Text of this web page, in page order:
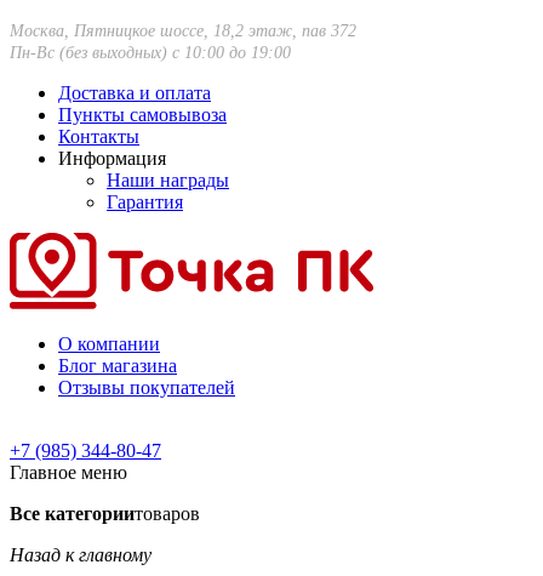
Москва, Пятницкое шоссе, 18,2 этаж, пав 372
Пн-Вс (без выходных) с 10:00 до 19:00
Доставка и оплата
Пункты самовывоза
Контакты
Информация
Наши награды
Гарантия
О компании
Блог магазина
Отзывы покупателей
+7 (985) 344-80-47
Главное меню
Все категориитоваров
Назад к главному